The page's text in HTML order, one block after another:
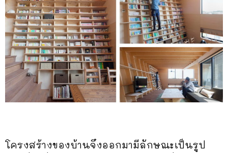
โครงสร้างของบ้านจึงออกมามีลักษณะเป็นรูป